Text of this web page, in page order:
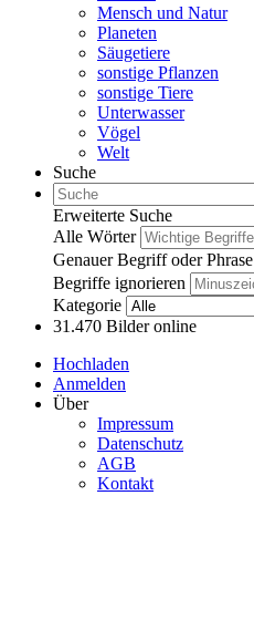
Mensch und Natur
Planeten
Säugetiere
sonstige Pflanzen
sonstige Tiere
Unterwasser
Vögel
Welt
Suche
Erweiterte Suche
Alle Wörter
Genauer Begriff oder Phrase
Begriffe ignorieren
Kategorie
31.470 Bilder online
Hochladen
Anmelden
Über
Impressum
Datenschutz
AGB
Kontakt